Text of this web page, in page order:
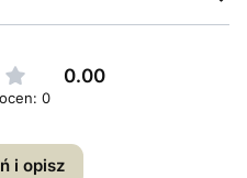
0.00
0
i opisz